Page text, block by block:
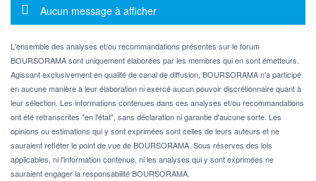
Message d'information
Aucun message à afficher
L'ensemble des analyses et/ou recommandations présentes sur le forum
BOURSORAMA sont uniquement élaborées par les membres qui en sont émetteurs.
Agissant exclusivement en qualité de canal de diffusion, BOURSORAMA n'a participé
en aucune manière à leur élaboration ni exercé aucun pouvoir discrétionnaire quant à
leur sélection. Les informations contenues dans ces analyses et/ou recommandations
ont été retranscrites "en l'état", sans déclaration ni garantie d'aucune sorte. Les
opinions ou estimations qui y sont exprimées sont celles de leurs auteurs et ne
sauraient refléter le point de vue de BOURSORAMA. Sous réserves des lois
applicables, ni l'information contenue, ni les analyses qui y sont exprimées ne
sauraient engager la responsabilité BOURSORAMA.